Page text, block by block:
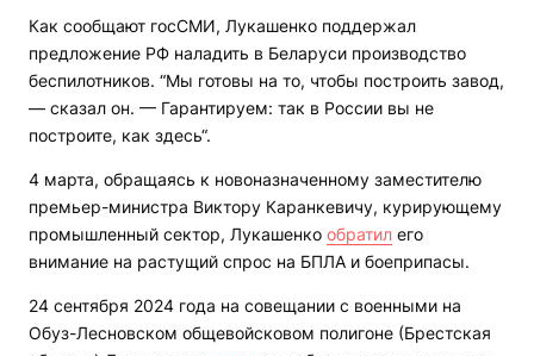
Как сообщают госСМИ, Лукашенко поддержал
предложение РФ наладить в Беларуси производство
беспилотников. “Мы готовы на то, чтобы построить завод,
— сказал он. — Гарантируем: так в России вы не
построите, как здесь“.
4 марта, обращаясь к новоназначенному заместителю
премьер-министра Виктору Каранкевичу, курирующему
промышленный сектор, Лукашенко обратил его
внимание на растущий спрос на БПЛА и боеприпасы.
24 сентября 2024 года на совещании с военными на
Обуз-Лесновском общевойсковом полигоне (Брестская